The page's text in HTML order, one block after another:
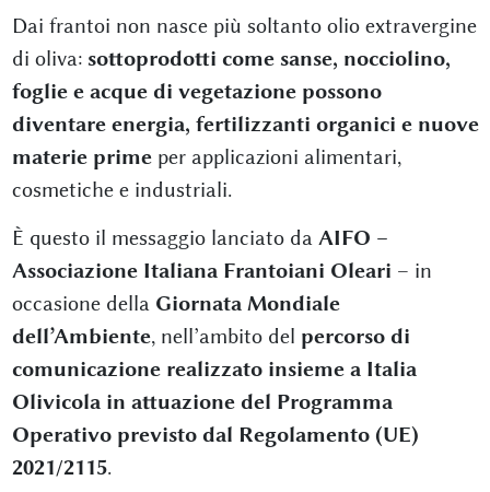
Dai frantoi non nasce più soltanto olio extravergine
di oliva: sottoprodotti come sanse, nocciolino,
foglie e acque di vegetazione possono
diventare energia, fertilizzanti organici e nuove
materie primeper applicazioni alimentari,
cosmetiche e industriali.
È questo il messaggio lanciato da AIFO –
Associazione Italiana Frantoiani Oleari – in
occasione della Giornata Mondiale
dell’Ambiente, nell’ambito del percorso di
comunicazione realizzato insieme a Italia
Olivicola in attuazione del Programma
Operativo previsto dal Regolamento (UE)
2021/2115.